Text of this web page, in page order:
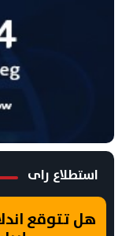
استطلاع راى
هل تتوقع